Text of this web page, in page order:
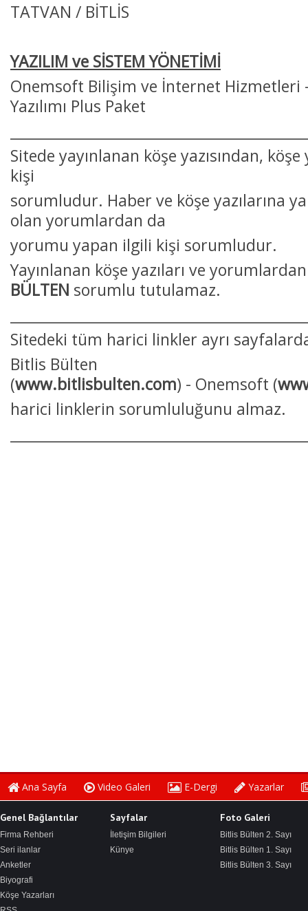
TATVAN / BİTLİS
YAZILIM ve SİSTEM YÖNETİMİ
Onemsoft Bilişim ve İnternet Hizmetleri
Yazılımı Plus Paket
Sitede yayınlanan köşe yazısından, köşe
kişi
sorumludur. Haber ve köşe yazılarına
olan yorumlardan da
yorumu yapan ilgili kişi sorumludur.
Yayınlanan köşe yazıları ve
BÜLTEN sorumlu tutulamaz.
Sitedeki tüm harici linkler ayrı
Bitlis Bülten
(www.bitlisbulten.com) - Onemsoft (
harici linklerin sorumluluğunu almaz.
Ana Sayfa Video Galeri E-Dergi Yazarlar
Genel Bağlantılar
Firma Rehberi
Seri ilanlar
Anketler
Biyografi
Köşe Yazarları
Sayfalar
İletişim Bilgileri
Künye
Foto Galeri
Bitlis Bülten 2. Sayı
Bitlis Bülten 1. Sayı
Bitlis Bülten 3. Sayı